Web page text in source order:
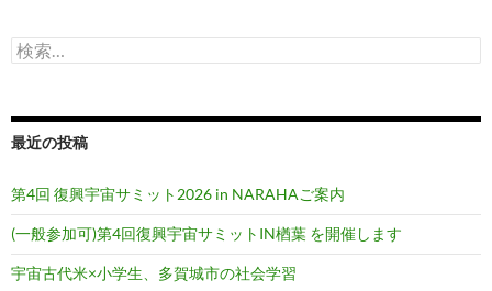
ョ
検
索:
最近の投稿
第4回 復興宇宙サミット2026 in NARAHAご案内
(一般参加可)第4回復興宇宙サミットIN楢葉 を開催します
宇宙古代米×小学生、多賀城市の社会学習